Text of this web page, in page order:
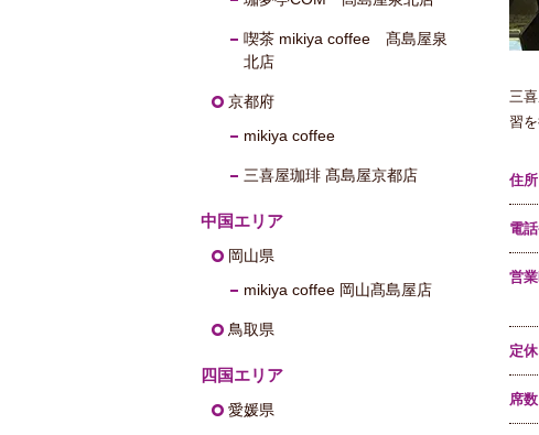
三
習
住所
電
営
定休
席数
喫茶 mikiya coffee 髙島屋泉
北店
京都府
mikiya coffee
三喜屋珈琲 髙島屋京都店
中国エリア
岡山県
mikiya coffee 岡山髙島屋店
鳥取県
四国エリア
愛媛県